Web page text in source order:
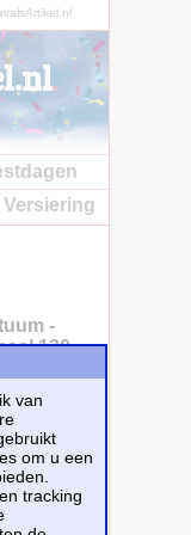
Versiering
-
130-
met
brengt de
voor
van
om u een
tracking